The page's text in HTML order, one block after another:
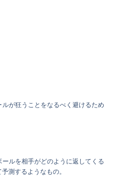
が狂うことをなるべく避けるため
ルを相手がどのように返してくる
測するようなもの。